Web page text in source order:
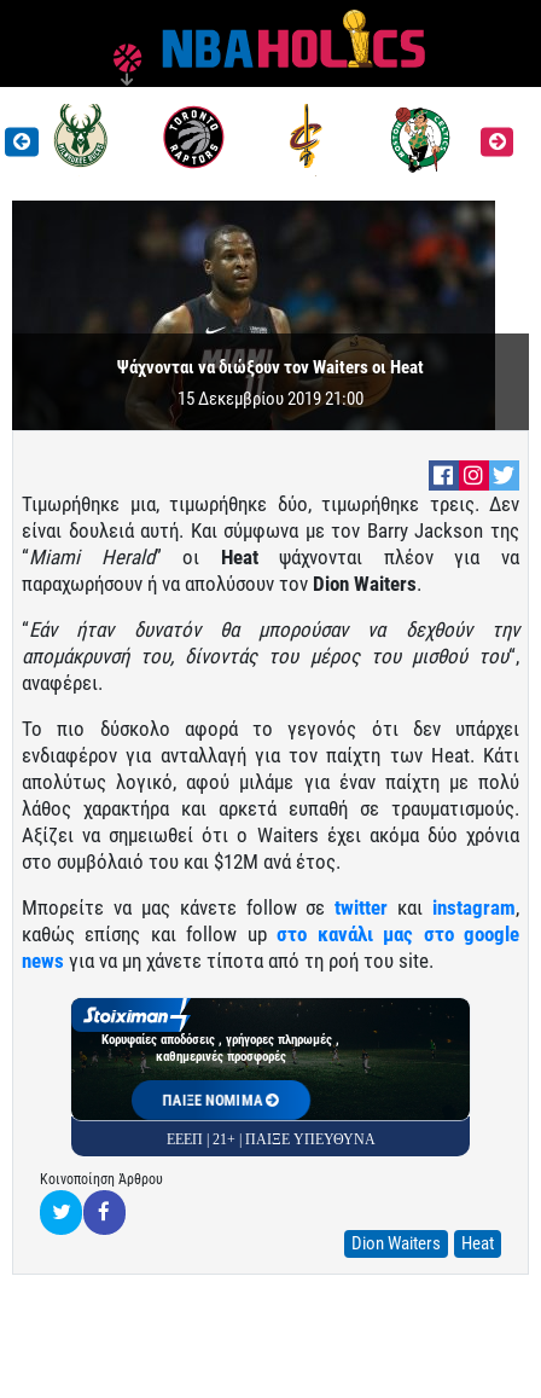
Ψάχνονται να διώξουν τον Waiters οι Heat
15 Δεκεμβρίου 2019 21:00
Τιμωρήθηκε μια, τιμωρήθηκε δύο, τιμωρήθηκε τρεις. Δεν
είναι δουλειά αυτή. Και σύμφωνα με τον Barry Jackson της
“Miami Herald” οι Heatψάχνονται πλέον για να
παραχωρήσουν ή να απολύσουν τον Dion Waiters.
“Εάν ήταν δυνατόν θα μπορούσαν να δεχθούν την
απομάκρυνσή του, δίνοντάς του μέρος του μισθού του“,
αναφέρει.
Το πιο δύσκολο αφορά το γεγονός ότι δεν υπάρχει
ενδιαφέρον για ανταλλαγή για τον παίχτη των Heat. Κάτι
απολύτως λογικό, αφού μιλάμε για έναν παίχτη με πολύ
λάθος χαρακτήρα και αρκετά ευπαθή σε τραυματισμούς.
Αξίζει να σημειωθεί ότι ο Waiters έχει ακόμα δύο χρόνια
στο συμβόλαιό του και $12Μ ανά έτος.
Μπορείτε να μας κάνετε follow σεtwitter και instagram,
καθώς επίσης και follow upστο κανάλι μας στο google
news για να μη χάνετε τίποτα από τη ροή του site.
Κορυφαίες αποδόσεις , γρήγορες πληρωμές ,
καθημερινές προσφορές
ΠΑΙΞΕ ΝΟΜΙΜΑ
ΕΕΕΠ | 21+ | ΠΑΙΞΕ ΥΠΕΥΘΥΝΑ
Κοινοποίηση Άρθρου
Dion Waiters Heat